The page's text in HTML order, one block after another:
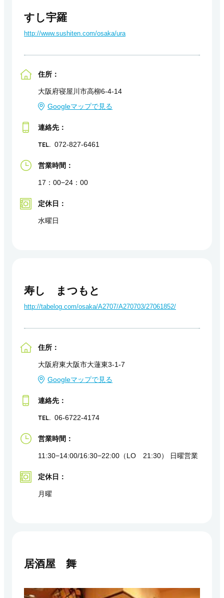
すし宇羅
http://www.sushiten.com/osaka/ura
住所：
大阪府寝屋川市高柳6-4-14
Googleマップで見る
連絡先：
TEL. 072-827-6461
営業時間：
17：00−24：00
定休日：
水曜日
寿し まつもと
http://tabelog.com/osaka/A2707/A270703/27061852/
住所：
大阪府東大阪市大蓮東3-1-7
Googleマップで見る
連絡先：
TEL. 06-6722-4174
営業時間：
11:30−14:00/16:30−22:00（LO 21:30） 日曜営業
定休日：
月曜
居酒屋 舞